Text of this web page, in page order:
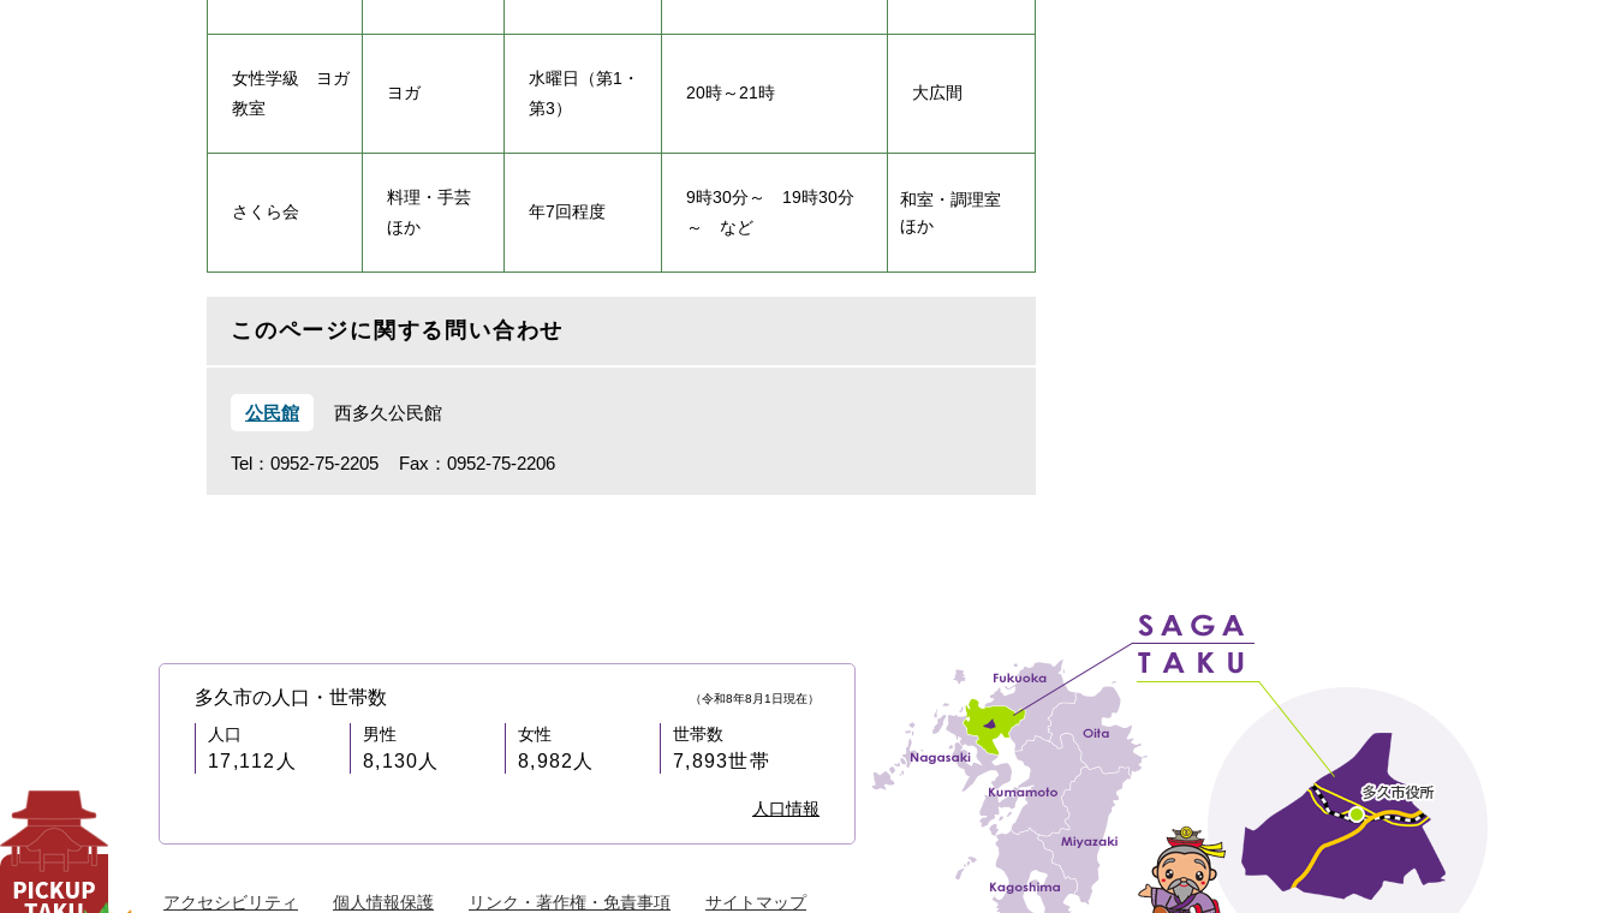
女性学級 ヨガ
教室
ヨガ
水曜日（第1・
第3）
20時～21時 大広間
さくら会
料理・手芸
ほか
年7回程度
9時30分～ 19時30分
～ など
和室・調理室
ほか
このページに関する問い合わせ
公民館 西多久公民館
Tel：0952-75-2205 Fax：0952-75-2206
多久市の人口・世帯数 （令和8年8月1日現在）
人口
17,112人
男性
8,130人
女性
8,982人
世帯数
7,893世帯
人口情報
アクセシビリティ 個人情報保護 リンク・著作権・免責事項 サイトマップ